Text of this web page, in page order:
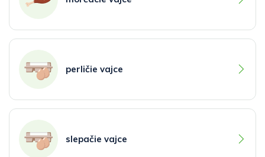
perličie vajce
slepačie vajce